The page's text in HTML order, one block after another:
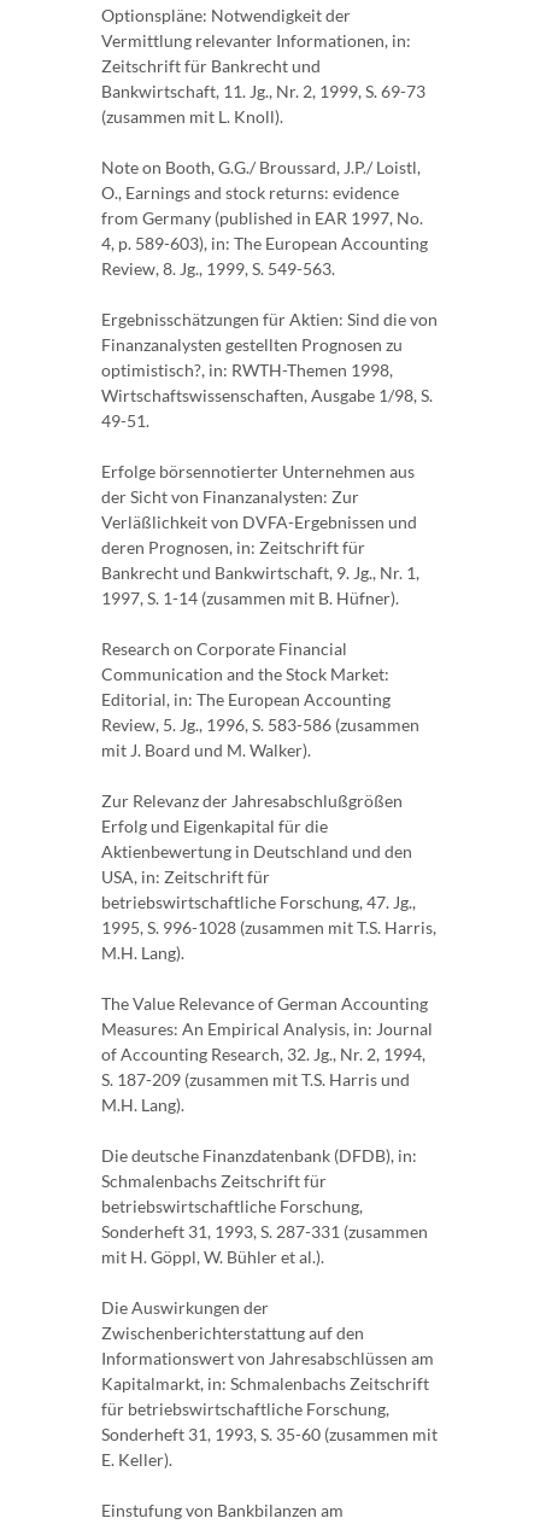
Optionspläne: Notwendigkeit der
Vermittlung relevanter Informationen, in:
Zeitschrift für Bankrecht und
Bankwirtschaft, 11. Jg., Nr. 2, 1999, S. 69-73
(zusammen mit L. Knoll).
Note on Booth, G.G./ Broussard, J.P./ Loistl,
O., Earnings and stock returns: evidence
from Germany (published in EAR 1997, No.
4, p. 589-603), in: The European Accounting
Review, 8. Jg., 1999, S. 549-563.
Ergebnisschätzungen für Aktien: Sind die von
Finanzanalysten gestellten Prognosen zu
optimistisch?, in: RWTH-Themen 1998,
Wirtschaftswissenschaften, Ausgabe 1/98, S.
49-51.
Erfolge börsennotierter Unternehmen aus
der Sicht von Finanzanalysten: Zur
Verläßlichkeit von DVFA-Ergebnissen und
deren Prognosen, in: Zeitschrift für
Bankrecht und Bankwirtschaft, 9. Jg., Nr. 1,
1997, S. 1-14 (zusammen mit B. Hüfner).
Research on Corporate Financial
Communication and the Stock Market:
Editorial, in: The European Accounting
Review, 5. Jg., 1996, S. 583-586 (zusammen
mit J. Board und M. Walker).
Zur Relevanz der Jahresabschlußgrößen
Erfolg und Eigenkapital für die
Aktienbewertung in Deutschland und den
USA, in: Zeitschrift für
betriebswirtschaftliche Forschung, 47. Jg.,
1995, S. 996-1028 (zusammen mit T.S. Harris,
M.H. Lang).
The Value Relevance of German Accounting
Measures: An Empirical Analysis, in: Journal
of Accounting Research, 32. Jg., Nr. 2, 1994,
S. 187-209 (zusammen mit T.S. Harris und
M.H. Lang).
Die deutsche Finanzdatenbank (DFDB), in:
Schmalenbachs Zeitschrift für
betriebswirtschaftliche Forschung,
Sonderheft 31, 1993, S. 287-331 (zusammen
mit H. Göppl, W. Bühler et al.).
Die Auswirkungen der
Zwischenberichterstattung auf den
Informationswert von Jahresabschlüssen am
Kapitalmarkt, in: Schmalenbachs Zeitschrift
für betriebswirtschaftliche Forschung,
Sonderheft 31, 1993, S. 35-60 (zusammen mit
E. Keller).
Einstufung von Bankbilanzen am